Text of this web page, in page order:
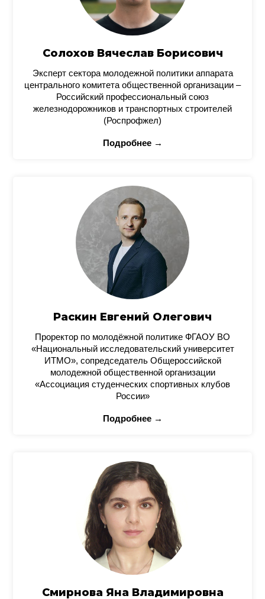
Солохов Вячеслав Борисович
Эксперт сектора молодежной политики аппарата
центрального комитета общественной организации –
Российский профессиональный союз
железнодорожников и транспортных строителей
(Роспрофжел)
Подробнее →
Раскин Евгений Олегович
Проректор по молодёжной политике ФГАОУ ВО
«Национальный исследовательский университет
ИТМО», сопредседатель Общероссийской
молодежной общественной организации
«Ассоциация студенческих спортивных клубов
России»
Подробнее →
Смирнова Яна Владимировна